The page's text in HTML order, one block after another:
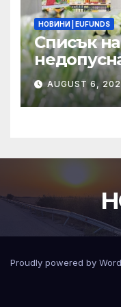
НОВИНИ | EUFUNDS
Списък
и AUGUST 6,
Proudly powered by